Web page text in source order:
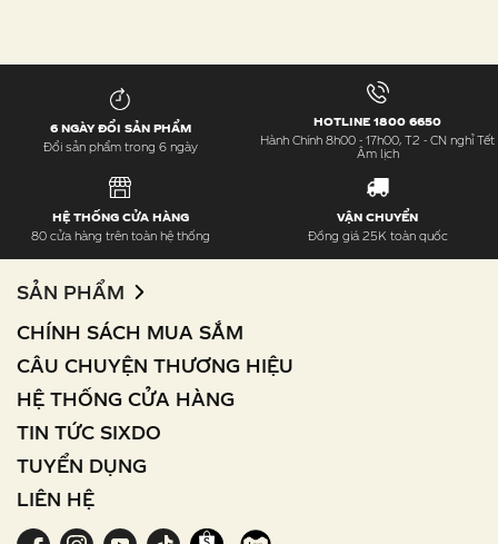
6 NGÀY ĐỔI SẢN PHẨM
Đổi sản phẩm trong 6 ngày
HOTLINE 1800 6650
Hành Chính 8h00 - 17h00, T2 - CN nghỉ Tết
Âm lịch
HỆ THỐNG CỬA HÀNG
80 cửa hàng trên toàn hệ thống
VẬN CHUYỂN
Đồng giá 25K toàn quốc
SẢN PHẨM
CHÍNH SÁCH MUA SẮM
CÂU CHUYỆN THƯƠNG HIỆU
HỆ THỐNG CỬA HÀNG
TIN TỨC SIXDO
TUYỂN DỤNG
LIÊN HỆ